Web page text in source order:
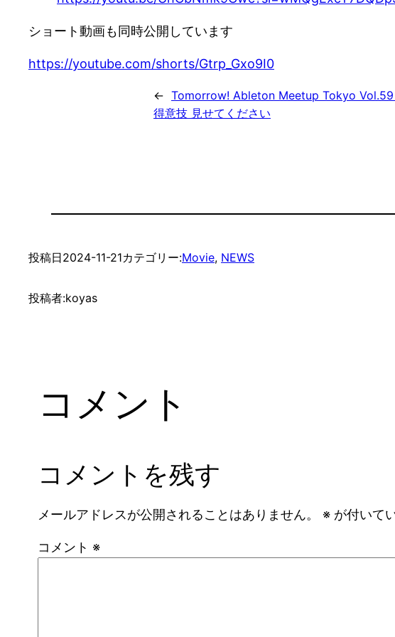
ショート動画も同時公開しています
https://youtube.com/shorts/Gtrp_Gxo9I0
← Tomorrow! Ableton Meetup Tokyo Vol.59
得意技 見せてください
投稿日2024-11-21カテゴリー:Movie, NEWS
投稿者:koyas
コメント
コメントを残す
メールアドレスが公開されることはありません。 ※ が付いて
コメント ※